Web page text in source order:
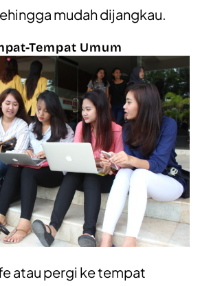
mudah dijangkau.
Tempat Umum
atau pergi ke tempat